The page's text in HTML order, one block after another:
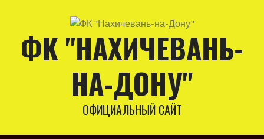
contentФК "НАХИЧЕВАНЬ-
НА-ДОНУ"
ОФИЦИАЛЬНЫЙ САЙТ